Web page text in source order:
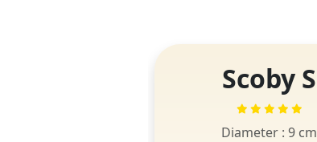
Scoby S
Diameter : 9 cm